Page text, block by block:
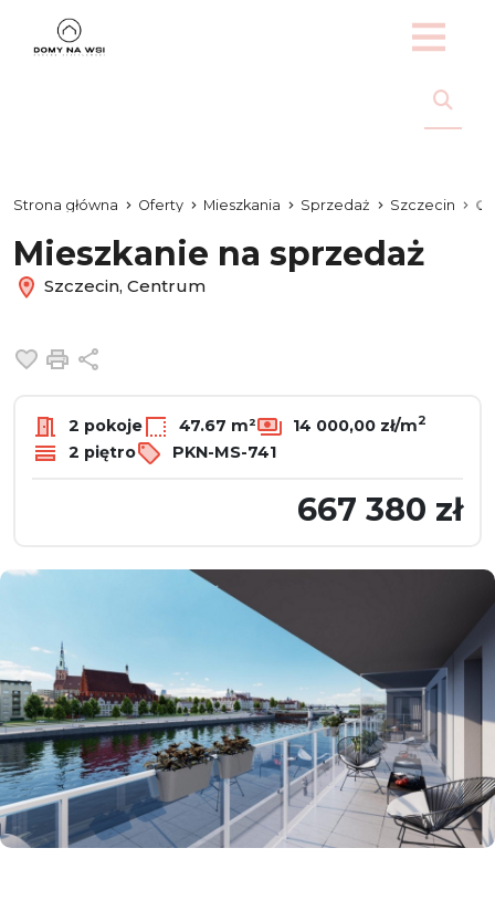
Strona główna Oferty Mieszkania Sprzedaż Szczecin
Mieszkanie na sprzedaż
Szczecin, Centrum
Dodaj do ulubionych
Drukuj
2 pokoje 47.67 m² 14 000,00 zł/m2
2 piętro PKN-MS-741
667 380 zł